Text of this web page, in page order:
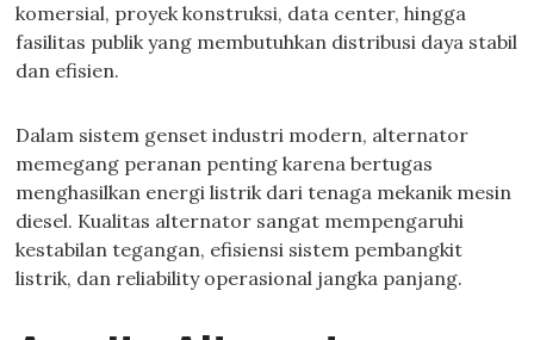
komersial, proyek konstruksi, data center, hingga
fasilitas publik yang membutuhkan distribusi daya stabil
dan efisien.
Dalam sistem genset industri modern, alternator
memegang peranan penting karena bertugas
menghasilkan energi listrik dari tenaga mekanik mesin
diesel. Kualitas alternator sangat mempengaruhi
kestabilan tegangan, efisiensi sistem pembangkit
listrik, dan reliability operasional jangka panjang.